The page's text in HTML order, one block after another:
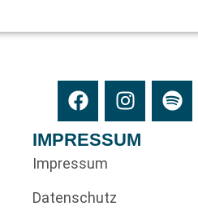
IMPRESSUM
Impressum
Datenschutz